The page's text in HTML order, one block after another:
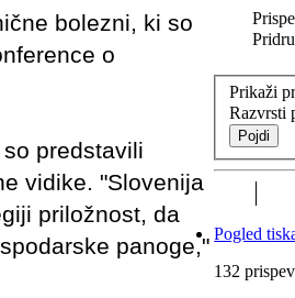
bolezni, ki so
o
predstavili
vidike. "Slovenija
priložnost, da
panoge,"
Prikaži
Razvrsti
Pogled
132